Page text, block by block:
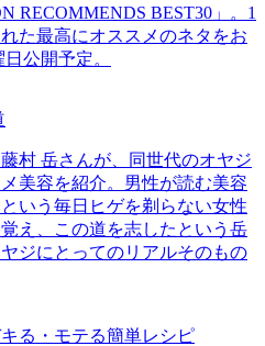
RECOMMENDS BEST30」。1
た最高にオススメのネタをお
公開予定。
村 岳さんが、同世代のオヤジ
美容を紹介。男性が読む美容
いう毎日ヒゲを剃らない女性
え、この道を志したという岳
ジにとってのリアルそのもの
る・モテる簡単レシピ